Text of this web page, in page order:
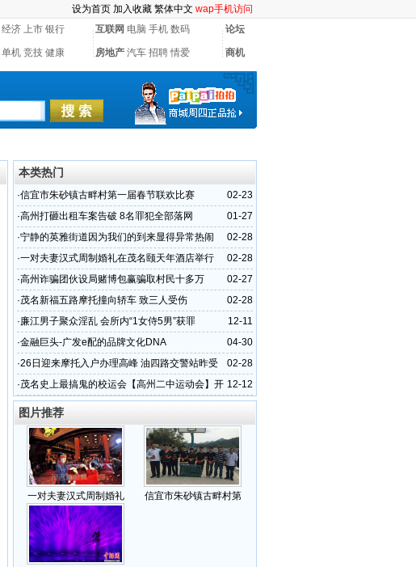
设为首页 加入收藏 繁体中文 wap手机访问
经济 上市 银行 互联网 电脑 手机 数码 论坛
单机 竞技 健康 房地产 汽车 招聘 情爱 商机
本类热门
02-23
·信宜市朱砂镇古畔村第一届春节联欢比赛
01-27
·高州打砸出租车案告破 8名罪犯全部落网
02-28
·宁静的英雅街道因为我们的到来显得异常热闹
02-28
·一对夫妻汉式周制婚礼在茂名颐天年酒店举行
02-27
·高州诈骗团伙设局赌博包赢骗取村民十多万
02-28
·茂名新福五路摩托撞向轿车 致三人受伤
12-11
·廉江男子聚众淫乱 会所内“1女侍5男”获罪
04-30
·金融巨头-广发e配的品牌文化DNA
02-28
·26日迎来摩托入户办理高峰 油四路交警站昨受
理500辆
12-12
·茂名史上最搞鬼的校运会【高州二中运动会】开
幕式
图片推荐
一对夫妻汉式周制婚礼 信宜市朱砂镇古畔村第